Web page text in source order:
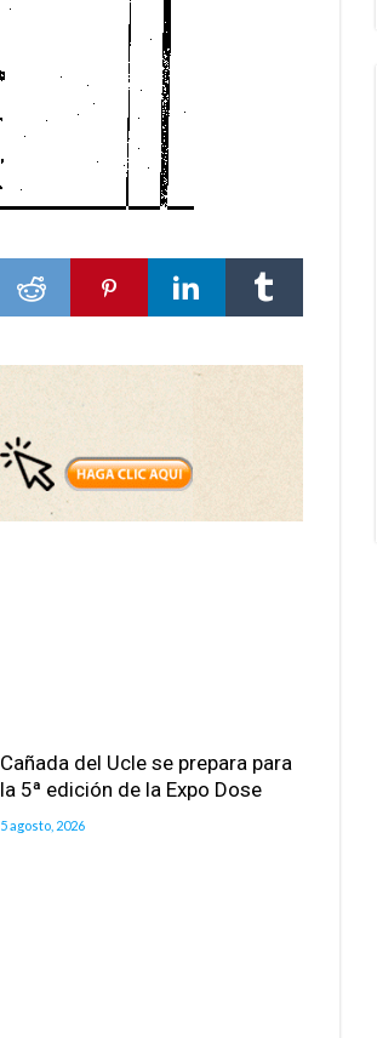
Cañada del Ucle se prepara para
la 5ª edición de la Expo Dose
5 agosto, 2026